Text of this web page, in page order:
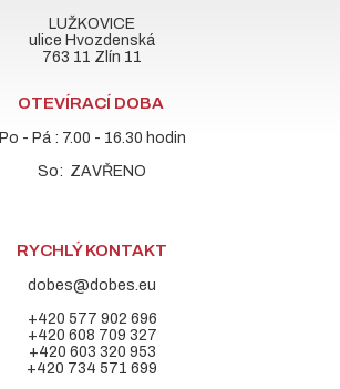
LUŽKOVICE
ulice Hvozdenská
763 11 Zlín 11
OTEVÍRACÍ DOBA
Po - Pá : 7.00 - 16.30 hodin
So: ZAVŘENO
RYCHLÝ KONTAKT
dobes@dobes.eu
+420 577 902 696
+420 608 709 327
+420 603 320 953
+420 734 571 699